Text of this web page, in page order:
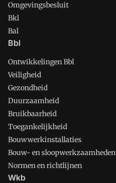
Omgevingsbesluit
Bkl
Bal
Bbl
Ontwikkelingen Bbl
Veiligheid
Gezondheid
Duurzaamheid
Bruikbaarheid
Toegankelijkheid
Bouwwerkinstallaties
Bouw- en sloopwerkzaamheden
Normen en richtlijnen
Wkb